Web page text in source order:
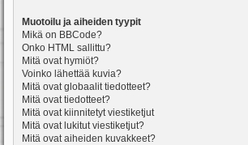
Muotoilu ja aiheiden tyypit
Mikä on BBCode?
Onko HTML sallittu?
Mitä ovat hymiöt?
Voinko lähettää kuvia?
Mitä ovat globaalit tiedotteet?
Mitä ovat tiedotteet?
Mitä ovat kiinnitetyt viestiketjut
Mitä ovat lukitut viestiketjut?
Mitä ovat aiheiden kuvakkeet?